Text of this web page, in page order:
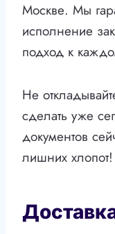
Москве. Мы
исполнение
подход к
Не
сделать уже
документов
лишних хлопот!